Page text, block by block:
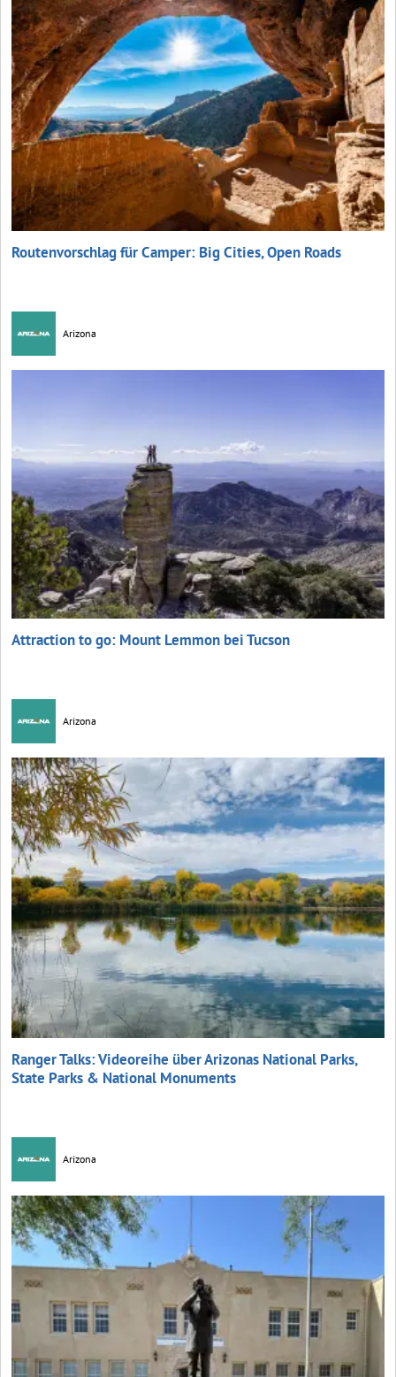
Routenvorschlag für Camper: Big Cities, Open Roads
Arizona
Attraction to go: Mount Lemmon bei Tucson
Arizona
Ranger Talks: Videoreihe über Arizonas National Parks,
State Parks & National Monuments
Arizona